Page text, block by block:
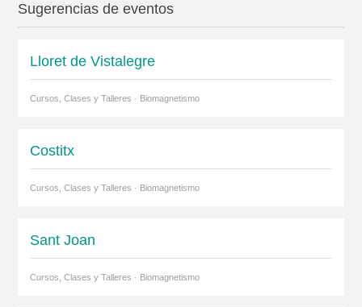
Sugerencias de eventos
Lloret de Vistalegre
Cursos, Clases y Talleres · Biomagnetismo
Costitx
Cursos, Clases y Talleres · Biomagnetismo
Sant Joan
Cursos, Clases y Talleres · Biomagnetismo